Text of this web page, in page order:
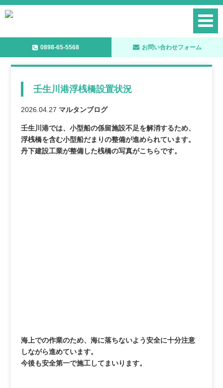
0898-65-5568 お問い合わせフォーム
壬生川港浮桟橋設置状況
2026.04.27 マルタンブログ
壬生川港では、小型船の係留施設不足を解消するため、
浮桟橋を含む小型船だまりの整備が進められています。
丹下建設工業が整備した桟橋の写真がこちらです。
海上での作業のため、海に落ちないよう安全に十分注意
しながら進めています。
今後も安全第一で施工してまいります。